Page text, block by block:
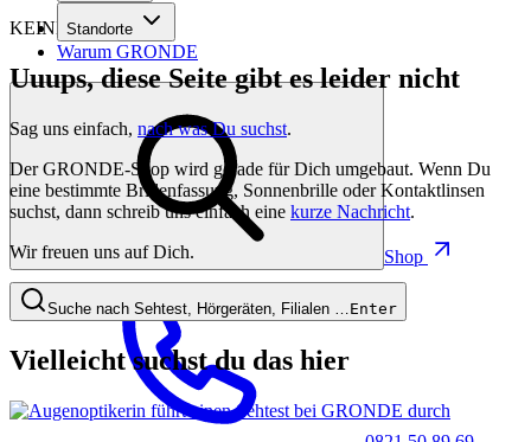
Standorte
Warum GRONDE
Shop
KEINE SORGE!
Uuups, diese Seite gibt es leider nicht
Sag uns einfach, nach was Du suchst.
Der GRONDE-Shop wird gerade für Dich umgebaut. Wenn Du
eine bestimmte Brillenfassung, Sonnenbrille oder Kontaktlinsen
suchst, dann schreib uns einfach eine kurze Nachricht.
Wir freuen uns auf Dich.
Suche nach Sehtest, Hörgeräten, Filialen … Enter
Vielleicht suchst du das hier